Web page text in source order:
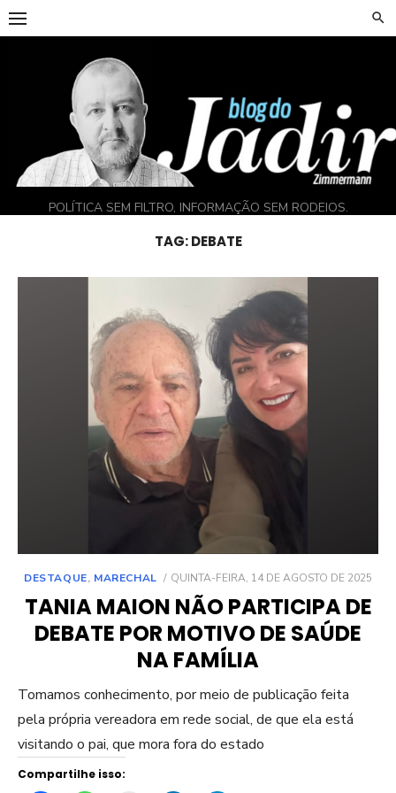
Skip
to
POLÍTICA SEM FILTRO, INFORMAÇÃO SEM RODEIOS.
TAG:DEBATE
DESTAQUE, MARECHAL
POSTED
QUINTA-FEIRA, 14 DE AGOSTO DE 2025
TANIA MAION NÃO PARTICIPA DE
DEBATE POR MOTIVO DE SAÚDE
NA FAMÍLIA
Tomamos conhecimento, por meio de publicação feita
pela própria vereadora em rede social, de que ela está
visitando o pai, que mora fora do estado
Compartilhe isso: